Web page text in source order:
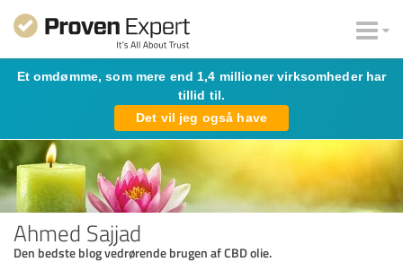
Et omdømme, som mere end 1,4 millioner virksomheder har
tillid til.
Det vil jeg også have
Ahmed Sajjad
Den bedste blog vedrørende brugen af CBD olie.